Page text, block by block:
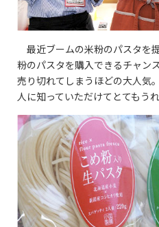
最近ブームの米粉のパスタを
粉のパスタを購入できるチャン
売り切れてしまうほどの大人気
人に知っていただけてとてもう